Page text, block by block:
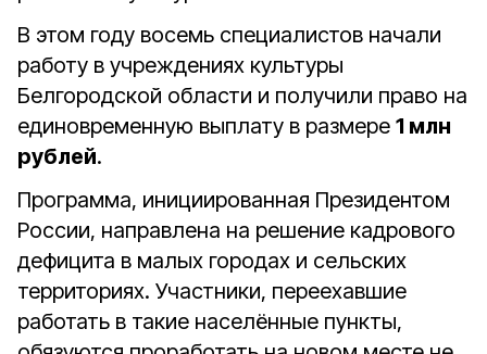
В этом году восемь специалистов начали
работу в учреждениях культуры
Белгородской области и получили право на
единовременную выплату в размере 1 млн
рублей.
Программа, инициированная Президентом
России, направлена на решение кадрового
дефицита в малых городах и сельских
территориях. Участники, переехавшие
работать в такие населённые пункты,